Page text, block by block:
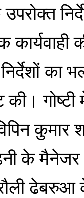
उपरोक्त
का
की।
कुमार
के मैनेजर